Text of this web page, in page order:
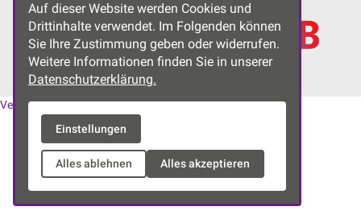
Vereinssatzung|Datenschutzerklärung|Impressum
Auf dieser Website werden Cookies und
Drittinhalte verwendet. Im Folgenden können
Sie Ihre Zustimmung geben oder widerrufen.
Weitere Informationen finden Sie in unserer
Datenschutzerklärung.
Einstellungen
Alles ablehnen Alles akzeptieren